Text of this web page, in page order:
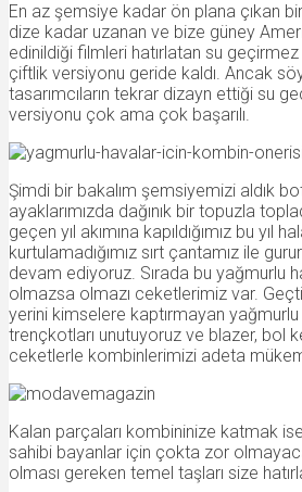
En az şemsiye kadar ön plana çıkan
dize kadar uzanan ve bize güney
edinildiği filmleri hatırlatan su
çiftlik versiyonu geride kaldı. Ancak
tasarımcıların tekrar dizayn ettiği su
versiyonu çok ama çok başarılı.
Şimdi bir bakalım şemsiyemizi aldık
ayaklarımızda dağınık bir topuzla
geçen yıl akımına kapıldığımız bu yıl
kurtulamadığımız sırt çantamız ile
devam ediyoruz. Sırada bu yağmurlu
olmazsa olmazı ceketlerimiz var.
yerini kimselere kaptırmayan yağmurlu
trençkotları unutuyoruz ve blazer, bol
ceketlerle kombinlerimizi adeta
Kalan parçaları kombininize katmak
sahibi bayanlar için çokta zor
olması gereken temel taşları size